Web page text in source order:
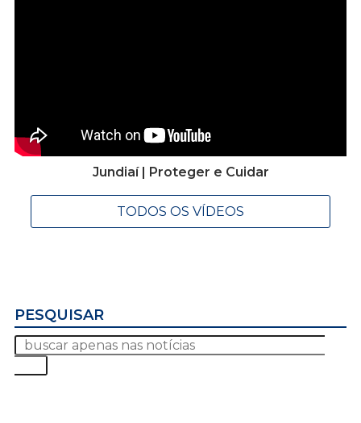
Jundiaí | Proteger e Cuidar
TODOS OS VÍDEOS
PESQUISAR